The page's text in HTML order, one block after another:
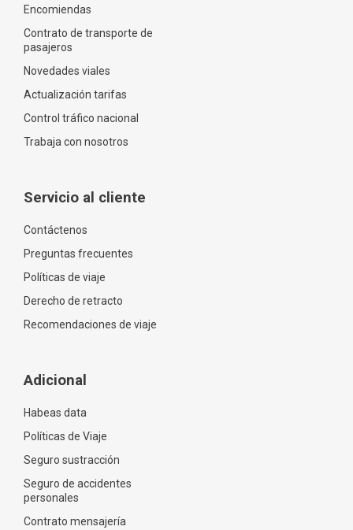
Encomiendas
Contrato de transporte de
pasajeros
Novedades viales
Actualización tarifas
Control tráfico nacional
Trabaja con nosotros
Servicio al cliente
Contáctenos
Preguntas frecuentes
Políticas de viaje
Derecho de retracto
Recomendaciones de viaje
Adicional
Habeas data
Políticas de Viaje
Seguro sustracción
Seguro de accidentes
personales
Contrato mensajería